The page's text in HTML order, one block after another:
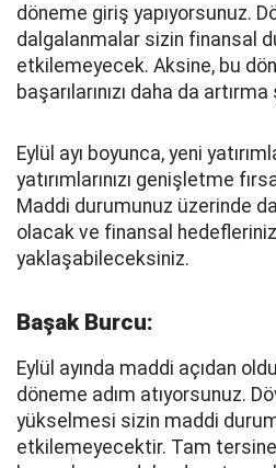
döneme giriş yapıyorsunuz.
dalgalanmalar sizin finansal
etkilemeyecek. Aksine, bu
başarılarınızı daha da
Eylül ayı boyunca, yeni
yatırımlarınızı genişletme
Maddi durumunuz üzerinde
olacak ve finansal
yaklaşabileceksiniz.
Başak Burcu:
Eylül ayında maddi açıdan
döneme adım atıyorsunuz.
yükselmesi sizin maddi
etkilemeyecektir. Tam